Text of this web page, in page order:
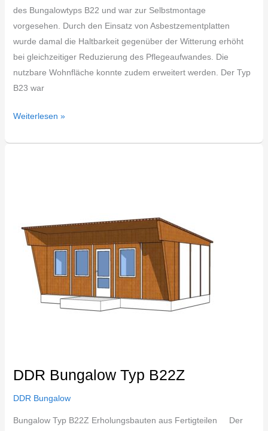
des Bungalowtyps B22 und war zur Selbstmontage
vorgesehen. Durch den Einsatz von Asbestzementplatten
wurde damal die Haltbarkeit gegenüber der Witterung erhöht
bei gleichzeitiger Reduzierung des Pflegeaufwandes. Die
nutzbare Wohnfläche konnte zudem erweitert werden. Der Typ
B23 war
Weiterlesen »
DDR Bungalow Typ B22Z
DDR Bungalow
Bungalow Typ B22Z Erholungsbauten aus Fertigteilen Der